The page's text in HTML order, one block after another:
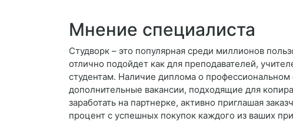
Мнение специалиста
Студворк – это популярная среди миллионов
отлично подойдет как для преподавателей,
студентам. Наличие диплома о
дополнительные вакансии, подходящие для
заработать на партнерке, активно приглашая
процент с успешных покупок каждого из ваших